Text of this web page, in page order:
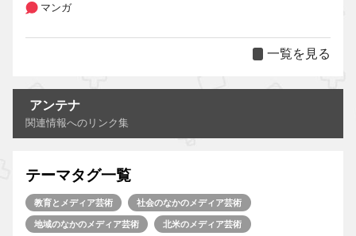
マンガ
一覧を見る
アンテナ
関連情報へのリンク集
テーマタグ一覧
教育とメディア芸術 社会のなかのメディア芸術
地域のなかのメディア芸術 北米のメディア芸術